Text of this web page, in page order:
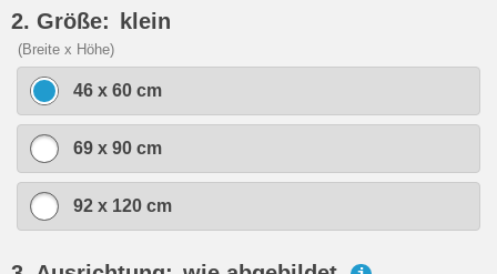
2. Größe: klein
(Breite x Höhe)
46 x 60 cm
69 x 90 cm
92 x 120 cm